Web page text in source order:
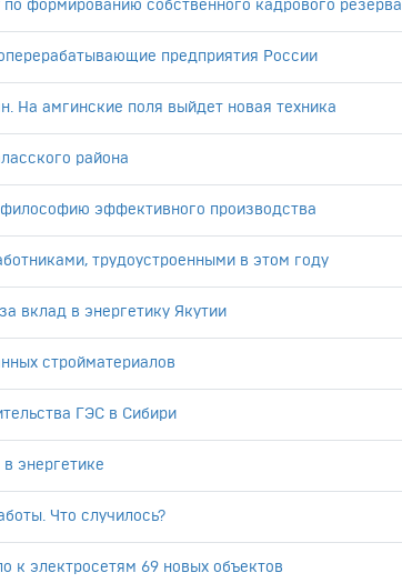
формированию собственного кадрового резерва
предприятия России
На амгинские поля выйдет новая техника
района
эффективного производства
трудоустроенными в этом году
вклад в энергетику Якутии
стройматериалов
ГЭС в Сибири
энергетике
Что случилось?
к электросетям 69 новых объектов